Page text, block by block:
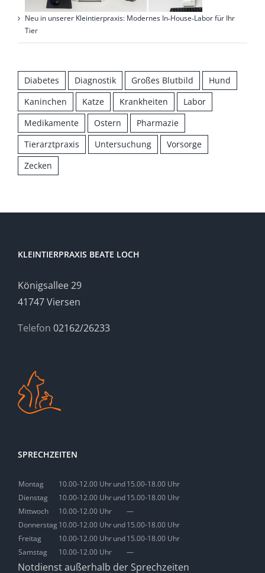
Neu in unserer Kleintierpraxis: Modernes In‑House‑Labor für Ihr
Tier
Diabetes Diagnostik Großes Blutbild
Hund
Kaninchen
Katze Krankheiten
Labor
Medikamente
Ostern
Pharmazie
Tierarztpraxis
Untersuchung
Vorsorge
Zecken
KLEINTIERPRAXIS BEATE LOCH
Königsallee 29
41747 Viersen
Telefon 02162/26233
SPRECHZEITEN
Montag 10.00-12.00 Uhrund15.00-18.00 Uhr
Dienstag
10.00-12.00 Uhrund15.00-18.00 Uhr
Mittwoch
10.00-12.00 Uhr
—
Donnerstag10.00-12.00 Uhrund15.00-18.00 Uhr
Freitag
10.00-12.00 Uhrund15.00-18.00 Uhr
Samstag
10.00-12.00 Uhr —
Notdienst außerhalb der Sprechzeiten